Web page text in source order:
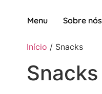
Menu Sobre nós
Início / Snacks
Snacks